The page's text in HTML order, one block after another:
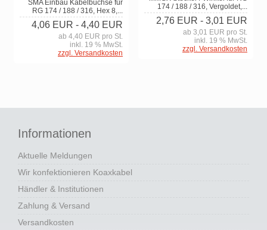
SMA Einbau Kabelbuchse für
RG 174 / 188 / 316, Hex 8,...
4,06 EUR - 4,40 EUR
ab 4,40 EUR pro St.
inkl. 19 % MwSt.
zzgl. Versandkosten
174 / 188 / 316, Vergoldet,...
2,76 EUR - 3,01 EUR
ab 3,01 EUR pro St.
inkl. 19 % MwSt.
zzgl. Versandkosten
Informationen
Aktuelle Meldungen
Wir konfektionieren Koaxkabel
Händler & Institutionen
Zahlung & Versand
Versandkosten